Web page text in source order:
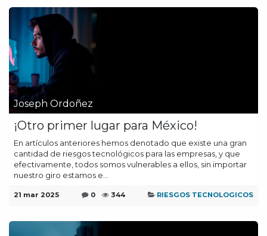
Joseph Ordoñez
¡Otro primer lugar para México!
En artículos anteriores hemos denotado que existe una gran
cantidad de riesgos tecnológicos para las empresas, y que
efectivamente, todos somos vulnerables a ellos, sin importar
nuestro giro estamos e...
21 mar 2025 0 344 RIESGOS TECNOLOGICOS